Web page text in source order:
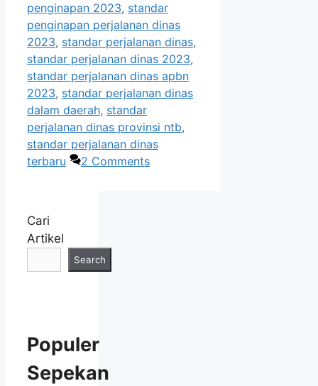
penginapan 2023, standar
penginapan perjalanan dinas
2023, standar perjalanan dinas,
standar perjalanan dinas 2023,
standar perjalanan dinas apbn
2023, standar perjalanan dinas
dalam daerah, standar
perjalanan dinas provinsi ntb,
standar perjalanan dinas
terbaru
2 Comments
Cari
Artikel
Search
Populer
Sepekan